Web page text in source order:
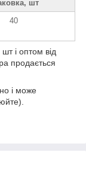
шт
40
і оптом від
продається
і може